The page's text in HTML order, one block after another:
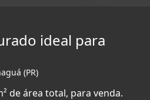
ideal para
(PR)
de área total, para venda.